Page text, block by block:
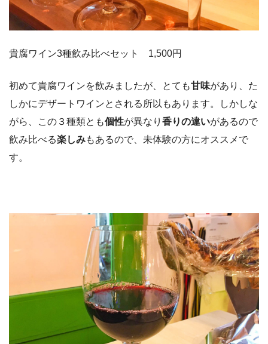
貴腐ワイン3種飲み比べセット 1,500円
初めて貴腐ワインを飲みましたが、とても甘味があり、た
しかにデザートワインとされる所以もあります。しかしな
がら、この３種類とも個性が異なり 香りの違いがあるので
飲み比べる楽しみもあるので、未体験の方にオススメで
す。